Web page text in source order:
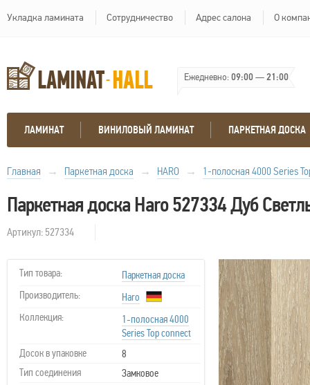
Укладка ламината Сотрудничество Адрес салона О
Ежедневно:09:00—21:00
ЛАМИНАТ ВИНИЛОВЫЙ ЛАМИНАТ ПАРКЕТНАЯ ДОСКА
Главная → Паркетная доска → HARO → 1-полосная 4000 Series
Паркетная доска Haro 527334 Дуб
Артикул: 527334
Тип товара:
Паркетная доска
Производитель:
Haro
Коллекция:
1-полосная 4000
Series Top connect
Досок в упаковке
8
Тип соединения
Замковое